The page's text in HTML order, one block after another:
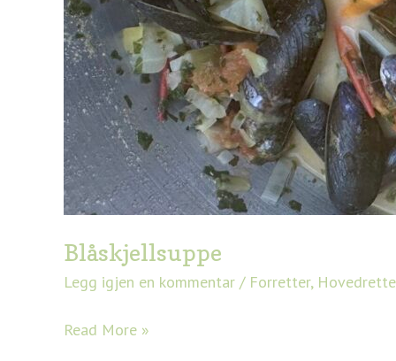
Blåskjellsuppe
Legg igjen en kommentar / Forretter,
Read More »